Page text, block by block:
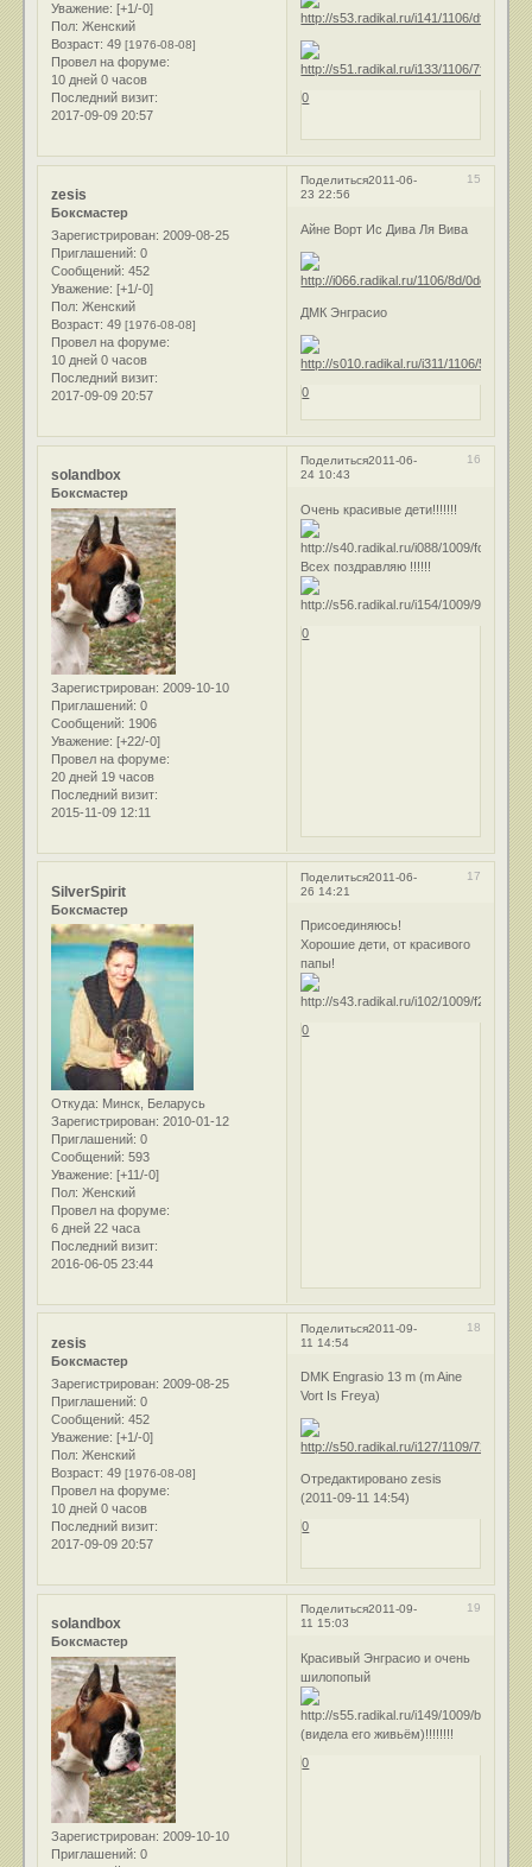
Уважение: [+1/-0]
Пол: Женский
Возраст: 49[1976-08-08]
Провел на форуме:
10 дней 0 часов
Последний визит:
2017-09-09 20:57
0
Поделиться 15
2011-06-
23 22:56
zesis
Боксмастер
Зарегистрирован: 2009-08-25
Приглашений: 0
Сообщений: 452
Уважение: [+1/-0]
Пол: Женский
Возраст: 49[1976-08-08]
Провел на форуме:
10 дней 0 часов
Последний визит:
2017-09-09 20:57
Айне Ворт Ис Дива Ля Вива
ДМК Энграсио
0
Поделиться 16
2011-06-
24 10:43
solandbox
Боксмастер
Зарегистрирован: 2009-10-10
Приглашений: 0
Сообщений: 1906
Уважение: [+22/-0]
Провел на форуме:
20 дней 19 часов
Последний визит:
2015-11-09 12:11
Очень красивые дети!!!!!!!
Всех поздравляю !!!!!!
0
Поделиться 17
2011-06-
26 14:21
SilverSpirit
Боксмастер
Откуда: Минск, Беларусь
Зарегистрирован: 2010-01-12
Приглашений: 0
Сообщений: 593
Уважение: [+11/-0]
Пол: Женский
Провел на форуме:
6 дней 22 часа
Последний визит:
2016-06-05 23:44
Присоединяюсь!
Хорошие дети, от красивого
папы!
0
Поделиться 18
2011-09-
11 14:54
zesis
Боксмастер
Зарегистрирован: 2009-08-25
Приглашений: 0
Сообщений: 452
Уважение: [+1/-0]
Пол: Женский
Возраст: 49[1976-08-08]
Провел на форуме:
10 дней 0 часов
Последний визит:
2017-09-09 20:57
DMK Engrasio 13 m (m Aine
Vort Is Freya)
Отредактировано zesis
(2011-09-11 14:54)
0
Поделиться 19
2011-09-
11 15:03
solandbox
Боксмастер
Зарегистрирован: 2009-10-10
Приглашений: 0
Красивый Энграсио и очень
шилопопый
(видела его живьём)!!!!!!!!
0